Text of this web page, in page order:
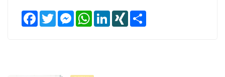
FacebookTwitter MessengerWhatsAppLinkedInXING